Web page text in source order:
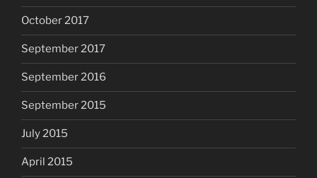
October 2017
September 2017
September 2016
September 2015
July 2015
April 2015